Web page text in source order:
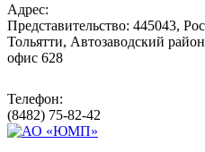
Адрес:
Представительство: 445043,
Тольятти, Автозаводский
офис 628
Телефон:
(8482) 75-82-42